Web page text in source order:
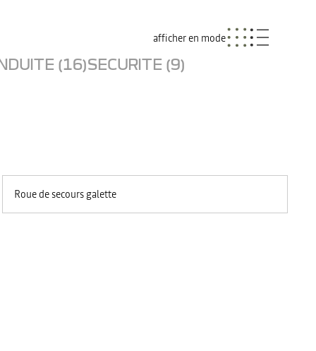
afficher en mode
(16)SECURITE (9)
Roue de secours galette